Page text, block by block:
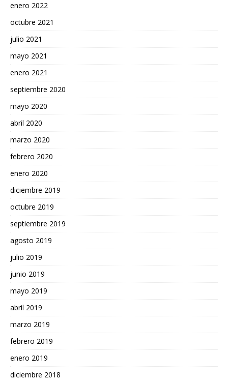
enero 2022
octubre 2021
julio 2021
mayo 2021
enero 2021
septiembre 2020
mayo 2020
abril 2020
marzo 2020
febrero 2020
enero 2020
diciembre 2019
octubre 2019
septiembre 2019
agosto 2019
julio 2019
junio 2019
mayo 2019
abril 2019
marzo 2019
febrero 2019
enero 2019
diciembre 2018